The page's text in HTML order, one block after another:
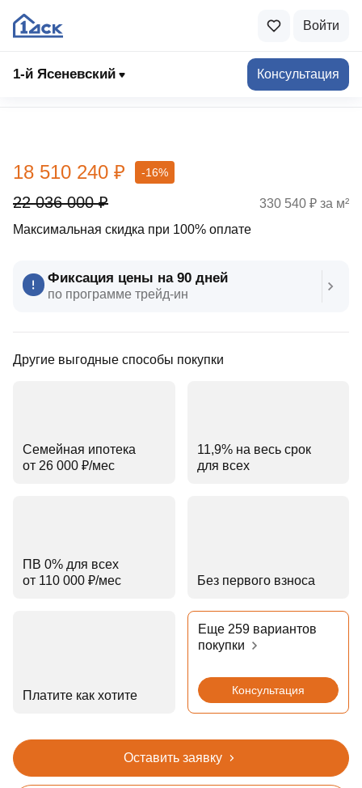
Войти
1-й Ясеневский Консультация
Выбрать квартиру
22 036 000 ₽
18 510 240 ₽ -16%
Максимальная скидка при 100% оплате
Фиксация цены на 90 дней
по программе трейд‑ин
Другие выгодные способы покупки
Семейная ипотека
от 26 000 ₽⁠/⁠мес
11,9% на весь срок
для всех
ПВ 0% для всех
от 110 000 ₽⁠/⁠мес
Без первого взноса
Платите как хотите
Еще 259 вариантов
покупки
Консультация
330 540 ₽ за м²
Оставить заявку